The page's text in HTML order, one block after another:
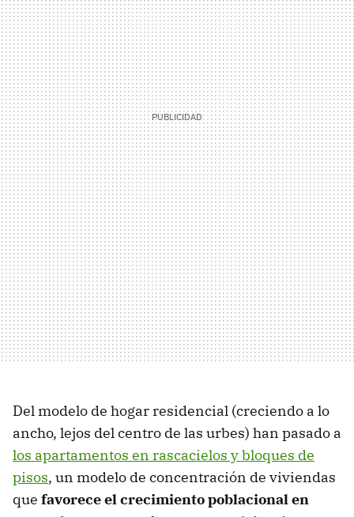
Del modelo de hogar residencial (creciendo a lo
ancho, lejos del centro de las urbes) han pasado a
los apartamentos en rascacielos y bloques de
pisos, un modelo de concentración de viviendas
que favorece el crecimiento poblacional en